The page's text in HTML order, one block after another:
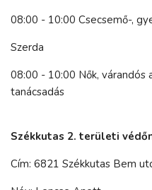
08:00 - 10:00 Csecsemő-,
Szerda
08:00 - 10:00 Nők,
tanácsadás
Székkutas 2. területi
Cím: 6821 Székkutas Bem